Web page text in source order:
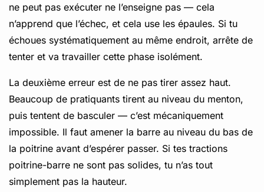
ne peut pas exécuter ne l’enseigne pas — cela
n’apprend que l’échec, et cela use les épaules. Si tu
échoues systématiquement au même endroit, arrête de
tenter et va travailler cette phase isolément.
La deuxième erreur est de ne pas tirer assez haut.
Beaucoup de pratiquants tirent au niveau du menton,
puis tentent de basculer — c’est mécaniquement
impossible. Il faut amener la barre au niveau du bas de
la poitrine avant d’espérer passer. Si tes tractions
poitrine-barre ne sont pas solides, tu n’as tout
simplement pas la hauteur.